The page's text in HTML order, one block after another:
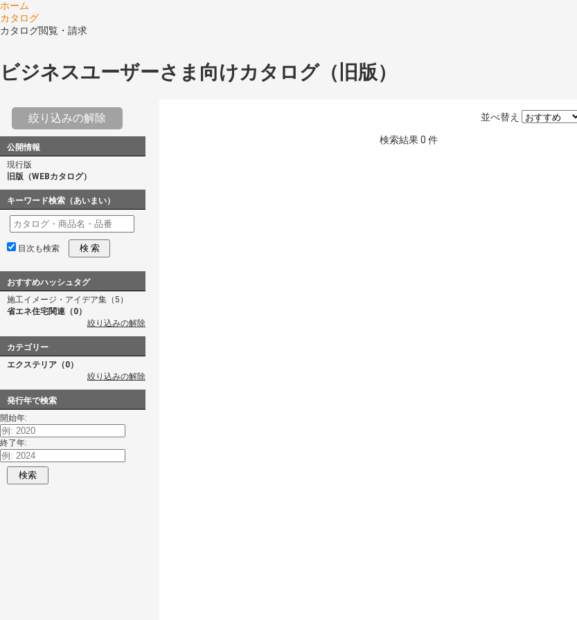
ホーム
カタログ
カタログ閲覧・請求
ビジネスユーザーさま向けカタログ（旧版）
絞り込みの解除
公開情報
現行版
旧版（WEBカタログ）
キーワード検索（あいまい）
目次も検索 検 索
おすすめハッシュタグ
施工イメージ・アイデア集（5）
省エネ住宅関連（0）
絞り込みの解除
カテゴリー
エクステリア（0）
絞り込みの解除
発行年で検索
開始年:
終了年:
検索
並べ替え
検索結果0 件